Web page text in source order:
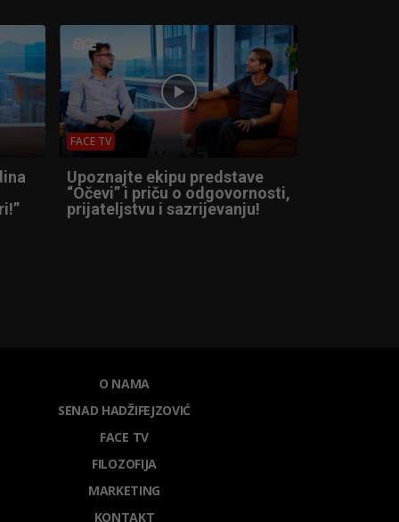
FACE TV
Upoznajte ekipu predstave
“Očevi” i priču o odgovornosti,
prijateljstvu i sazrijevanju!
O NAMA
SENAD HADŽIFEJZOVIĆ
FACE TV
FILOZOFIJA
MARKETING
KONTAKT